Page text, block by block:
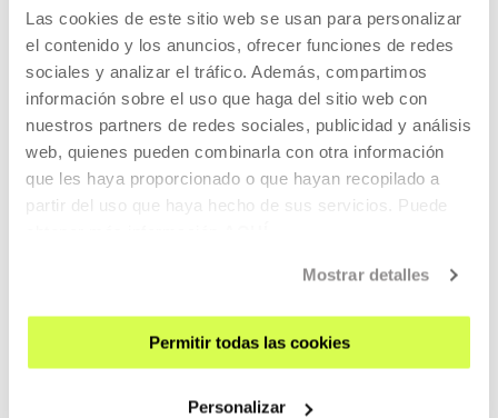
Las cookies de este sitio web se usan para personalizar
el contenido y los anuncios, ofrecer funciones de redes
sociales y analizar el tráfico. Además, compartimos
información sobre el uso que haga del sitio web con
nuestros partners de redes sociales, publicidad y análisis
web, quienes pueden combinarla con otra información
que les haya proporcionado o que hayan recopilado a
partir del uso que haya hecho de sus servicios. Puede
Mostrar detalles
Permitir todas las cookies
Personalizar
multipremiado en más de 50 festivales internacionales.
Actualmente escribe su segundo largometraje.
Pertenece a Eskolatik